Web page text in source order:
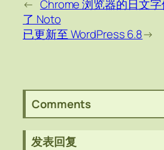
← Chrome 浏览器的日文
了 Noto
已更新至 WordPress 6.8→
Comments
发表回复